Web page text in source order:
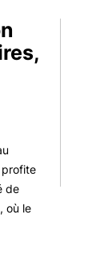
profite
de
où le